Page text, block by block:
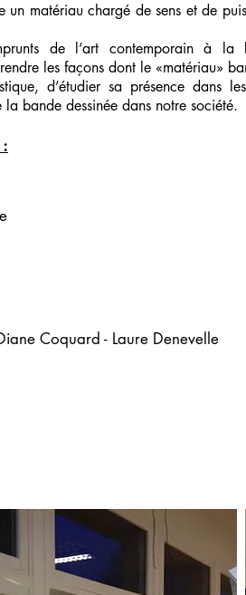
un matériau chargé de sens et de
de l’art contemporain à la
les façons dont le «matériau»
d’étudier sa présence dans
la bande dessinée dans notre société.
Coquard - Laure Denevelle